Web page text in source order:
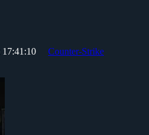
Counter-Strike